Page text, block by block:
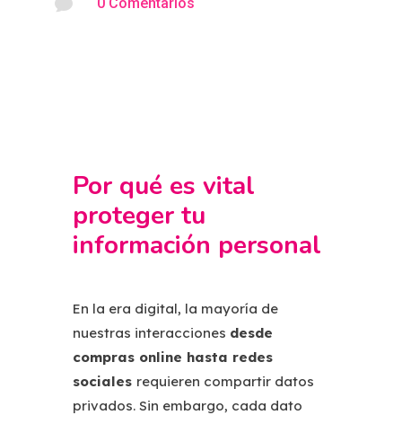
Por qué es vital
proteger tu
información personal
En la era digital, la mayoría de
nuestras interacciones desde
compras online hasta redes
sociales requieren compartir datos
privados. Sin embargo, cada dato